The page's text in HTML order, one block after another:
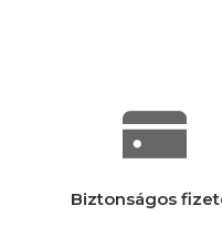
Biztonságos